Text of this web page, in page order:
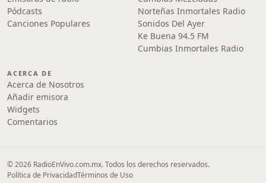
Pódcasts
Canciones Populares
Norteñas Inmortales Radio
Sonidos Del Ayer
Ke Buena 94.5 FM
Cumbias Inmortales Radio
ACERCA DE
Acerca de Nosotros
Añadir emisora
Widgets
Comentarios
© 2026 RadioEnVivo.com.mx. Todos los derechos reservados.
Política de PrivacidadTérminos de Uso